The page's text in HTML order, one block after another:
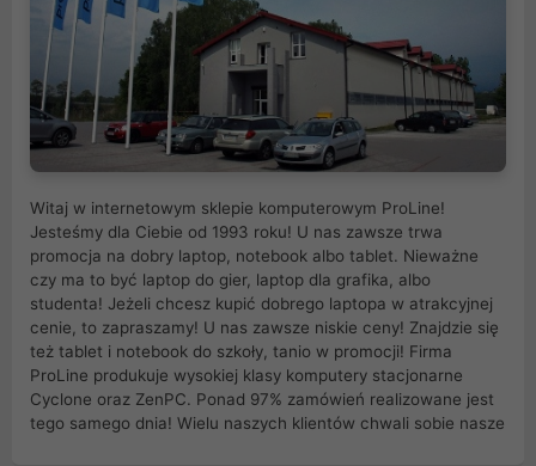
Witaj w internetowym sklepie komputerowym ProLine!
Jesteśmy dla Ciebie od 1993 roku! U nas zawsze trwa
promocja na dobry laptop, notebook albo tablet. Nieważne
czy ma to być laptop do gier, laptop dla grafika, albo
studenta! Jeżeli chcesz kupić dobrego laptopa w atrakcyjnej
cenie, to zapraszamy! U nas zawsze niskie ceny! Znajdzie się
też tablet i notebook do szkoły, tanio w promocji! Firma
ProLine produkuje wysokiej klasy komputery stacjonarne
Cyclone oraz ZenPC. Ponad 97% zamówień realizowane jest
tego samego dnia! Wielu naszych klientów chwali sobie nasze